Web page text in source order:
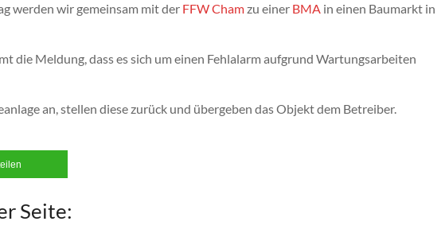
werden wir gemeinsam mit der FFW Chamzu einer BMA in einen Baumarkt in
die Meldung, dass es sich um einen Fehlalarm aufgrund Wartungsarbeiten
an, stellen diese zurück und übergeben das Objekt dem Betreiber.
Seite: